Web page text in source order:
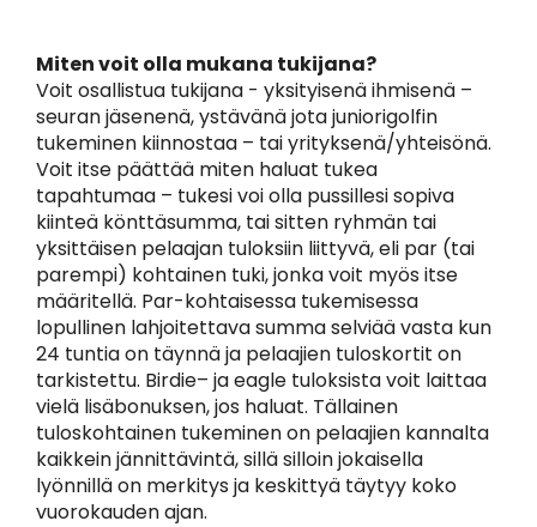
Miten voit olla mukana tukijana?
Voit osallistua tukijana - yksityisenä ihmisenä –
seuran jäsenenä, ystävänä jota juniorigolfin
tukeminen kiinnostaa – tai yrityksenä/yhteisönä.
Voit itse päättää miten haluat tukea
tapahtumaa – tukesi voi olla pussillesi sopiva
kiinteä könttäsumma, tai sitten ryhmän tai
yksittäisen pelaajan tuloksiin liittyvä, eli par (tai
parempi) kohtainen tuki, jonka voit myös itse
määritellä. Par-kohtaisessa tukemisessa
lopullinen lahjoitettava summa selviää vasta kun
24 tuntia on täynnä ja pelaajien tuloskortit on
tarkistettu. Birdie– ja eagle tuloksista voit laittaa
vielä lisäbonuksen, jos haluat. Tällainen
tuloskohtainen tukeminen on pelaajien kannalta
kaikkein jännittävintä, sillä silloin jokaisella
lyönnillä on merkitys ja keskittyä täytyy koko
vuorokauden ajan.